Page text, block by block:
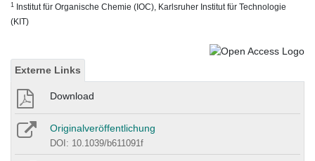
1 Institut für Organische Chemie (IOC), Karlsruher Institut für Technologie
(KIT)
Externe Links
Download
Originalveröffentlichung
DOI: 10.1039/b611091f